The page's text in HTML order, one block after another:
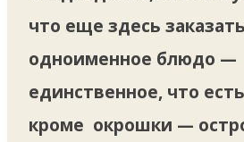
что еще здесь
одноименное блюдо —
единственное, что
кроме окрошки —